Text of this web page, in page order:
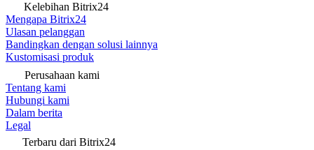
Kelebihan Bitrix24
Mengapa Bitrix24
Ulasan pelanggan
Bandingkan dengan solusi lainnya
Kustomisasi produk
Perusahaan kami
Tentang kami
Hubungi kami
Dalam berita
Legal
Terbaru dari Bitrix24